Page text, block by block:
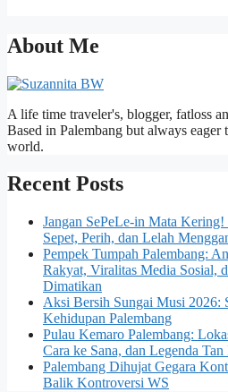
About Me
A life time traveler's, blogger, fatloss
Based in Palembang but always eager
world.
Recent Posts
Jangan SePeLe-in Mata Kering!
Sepet, Perih, dan Lelah
Pempek Tumpah Palembang:
Rakyat, Viralitas Media Sosial,
Dimatikan
Aksi Bersih Sungai Musi 2026:
Kehidupan Palembang
Pulau Kemaro Palembang:
Cara ke Sana, dan Legenda
Palembang Dihujat Gegara
Balik Kontroversi WS